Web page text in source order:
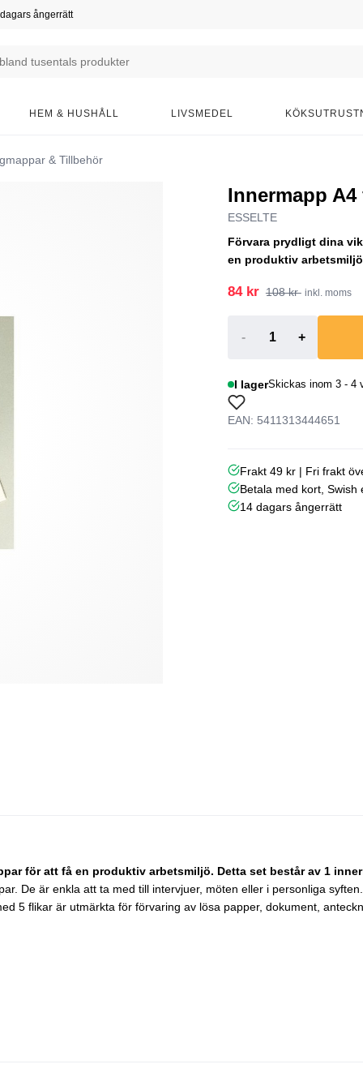
ångerrätt
HEM & HUSHÅLL LIVSMEDEL
& Tillbehör
Innermapp
ESSELTE
Förvara prydligt dina
en produktiv
84 kr 108 kr inkl. moms
- +
I lagerSkickas inom 3 - 4
EAN: 5411313444651
Frakt 49 kr | Fri frakt
Betala med kort, Swish
14 dagars ångerrätt
för att få en produktiv arbetsmiljö. Detta set består av 1
De är enkla att ta med till intervjuer, möten eller i personliga
5 flikar är utmärkta för förvaring av lösa papper, dokument,